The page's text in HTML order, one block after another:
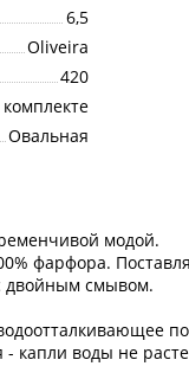
6,5
Oliveira
420
Овальная
модой.
фарфора.
двойным смывом.
- капли воды не